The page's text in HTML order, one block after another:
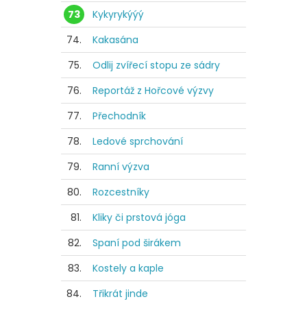
73
Kykyrykýýý
74.
Kakasána
75.
Odlij zvířecí stopu ze sádry
76.
Reportáž z Hořcové výzvy
77.
Přechodník
78.
Ledové sprchování
79.
Ranní výzva
80.
Rozcestníky
81.
Kliky či prstová jóga
82.
Spaní pod širákem
83.
Kostely a kaple
84.
Třikrát jinde